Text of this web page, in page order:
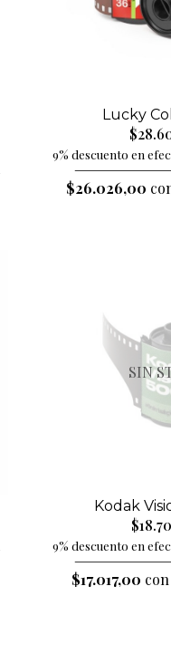
Lucky
9% descuento en
$26.026,00
SIN
Kodak
9% descuento en
$17.017,00